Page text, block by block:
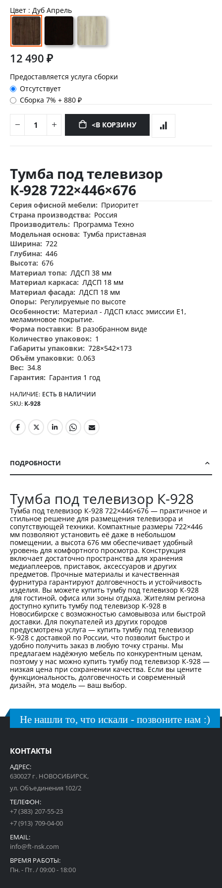
Цвет : Дуб Апрель
12 490 ₽
Предоставляется услуга сборки
Отсутствует
Сборка 7%+880 ₽
<В КОРЗИНУ
началу
галереи
изображений
Тумба под телевизор
К-928 722×446×676
Дополнительная
информация
Приоритет
Россия
Программа Техно
Тумба приставная
722
446
676
ЛДСП 38 мм
ЛДСП 18 мм
ЛДСП 18 мм
Регулируемые по высоте
Материал - ЛДСП класс эмиссии Е1,
меламиновое покрытие.
В разобранном виде
1
728×542×173
0.063
34.8
Гарантия 1 год
НАЛИЧИЕ: ЕСТЬ В НАЛИЧИИ
SKU К-928
ПОДРОБНОСТИ
Тумба под телевизор К-928
Тумба под телевизор К-928 722×446×676 — практичное и
стильное решение для размещения телевизора и
сопутствующей техники. Компактные размеры 722×446
мм позволяют установить её даже в небольшом
помещении, а высота 676 мм обеспечивает удобный
уровень для комфортного просмотра. Конструкция
включает достаточно пространства для хранения
медиаплееров, приставок, аксессуаров и других
предметов. Прочные материалы и качественная
фурнитура гарантируют долговечность и устойчивость
изделия. Вы можете купить тумбу под телевизор К-928
для гостиной, офиса или зоны отдыха. Жителям региона
доступно купить тумбу под телевизор К-928 в
Новосибирске с возможностью самовывоза или быстрой
доставки. Для покупателей из других городов
предусмотрена услуга — купить тумбу под телевизор
К-928 с доставкой по России, что позволит быстро и
удобно получить заказ в любую точку страны. Мы
предлагаем надёжную мебель по конкурентным ценам,
поэтому у нас можно купить тумбу под телевизор К-928 —
низкая цена при сохранении качества. Если вы цените
функциональность, долговечность и современный
дизайн, эта модель — ваш выбор.
Не нашли то, что искали - позвоните нам :)
КОНТАКТЫ
АДРЕС:
630027 г. НОВОСИБИРСК,
ул. Объединения 102/2
ТЕЛЕФОН:
+7 (383) 207-55-23
+7 (913) 709-04-00
EMAIL:
info@ft-nsk.com
ВРЕМЯ РАБОТЫ:
Пн. - Пт. / 09:00 - 18:00